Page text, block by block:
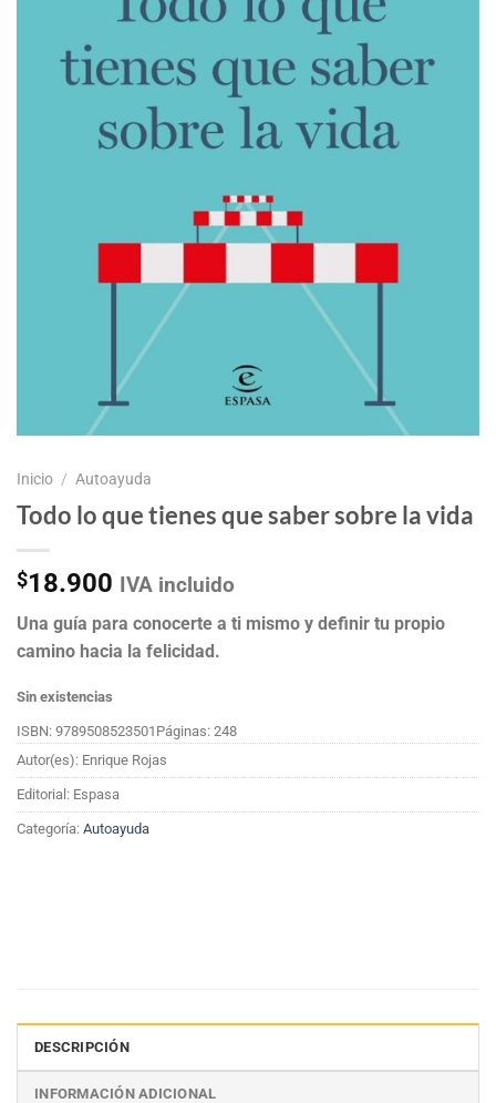
Inicio / Autoayuda
Todo lo que tienes que saber sobre la vida
$18.900 IVA incluido
Una guía para conocerte a ti mismo y definir tu propio
camino hacia la felicidad.
Sin existencias
ISBN: 9789508523501 Páginas: 248
Autor(es): Enrique Rojas
Editorial: Espasa
Categoría: Autoayuda
DESCRIPCIÓN
INFORMACIÓN ADICIONAL